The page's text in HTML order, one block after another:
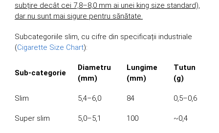
subțire decât cei 7,8–8,0 mm ai unei king size standard),
dar nu sunt mai sigure pentru sănătate.
Subcategoriile slim, cu cifre din specificații industriale
(Cigarette Size Chart):
Sub-categorie
Diametru
(mm)
Lungime
(mm)
Tutun
(g)
Slim 5,4–6,0 84 0,5–0,6
Super slim 5,0–5,1 100 ~0,4